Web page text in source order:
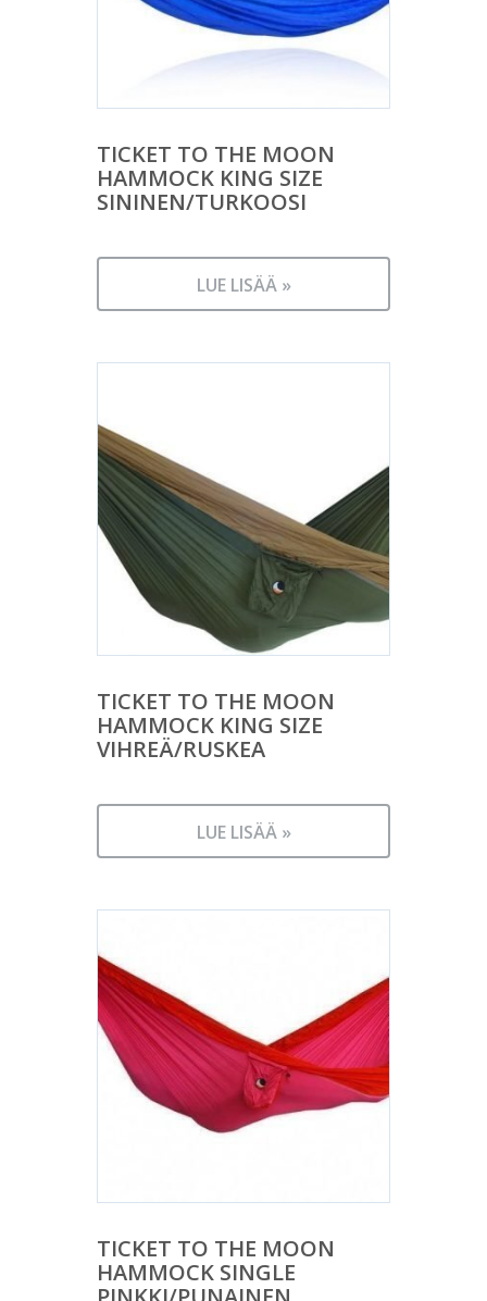
TICKET TO THE MOON
HAMMOCK KING SIZE
SININEN/TURKOOSI
LUE LISÄÄ »
TICKET TO THE MOON
HAMMOCK KING SIZE
VIHREÄ/RUSKEA
LUE LISÄÄ »
TICKET TO THE MOON
HAMMOCK SINGLE